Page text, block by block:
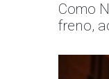
Como
freno,